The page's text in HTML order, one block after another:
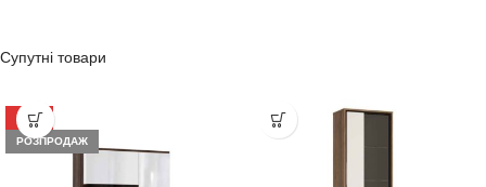
Супутні товари
-37%
РОЗПРОДАЖ